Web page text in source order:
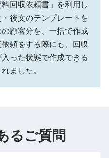
回収依頼書」を利用し
後文のテンプレートを
顧客分を、一括で作成
頼をする際にも、回収
った状態で作成できる
ました。
るご質問